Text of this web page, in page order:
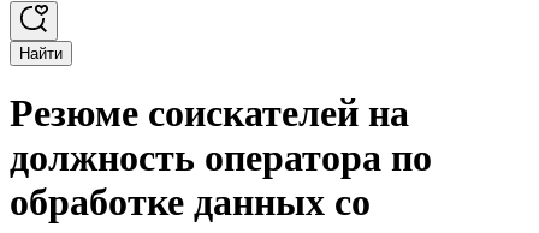
Найти
Резюме соискателей на
должность оператора по
обработке данных со